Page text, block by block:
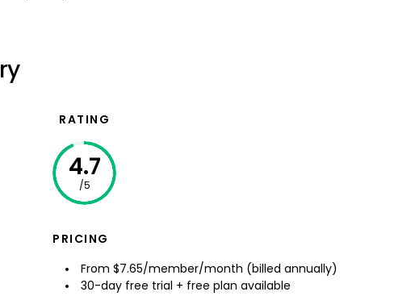
RATING
4.7
/5
PRICING
From $7.65/member/month (billed annually)
30-day free trial + free plan available